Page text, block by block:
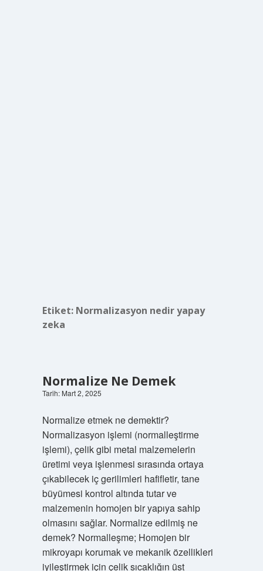
Etiket: Normalizasyon nedir yapay
zeka
Normalize Ne Demek
Tarih: Mart 2, 2025
Normalize etmek ne demektir?
Normalizasyon işlemi (normalleştirme
işlemi), çelik gibi metal malzemelerin
üretimi veya işlenmesi sırasında ortaya
çıkabilecek iç gerilimleri hafifletir, tane
büyümesi kontrol altında tutar ve
malzemenin homojen bir yapıya sahip
olmasını sağlar. Normalize edilmiş ne
demek? Normalleşme; Homojen bir
mikroyapı korumak ve mekanik özellikleri
iyileştirmek için çelik sıcaklığın üst